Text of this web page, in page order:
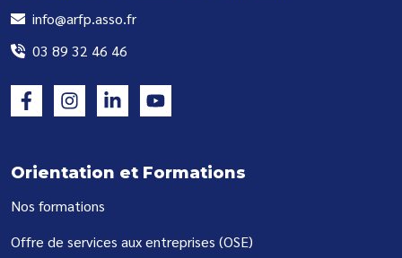
info@arfp.asso.fr
03 89 32 46 46
Orientation et Formations
Nos formations
Offre de services aux entreprises (OSE)